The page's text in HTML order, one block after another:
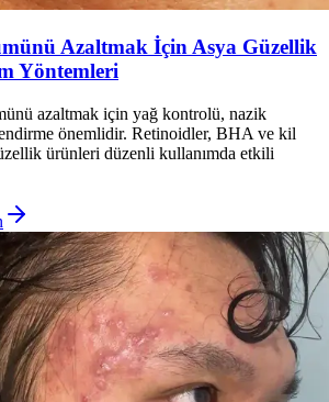
Azaltmak İçin Asya Güzellik
Yöntemleri
azaltmak için yağ kontrolü, nazik
önemlidir. Retinoidler, BHA ve kil
ürünleri düzenli kullanımda etkili